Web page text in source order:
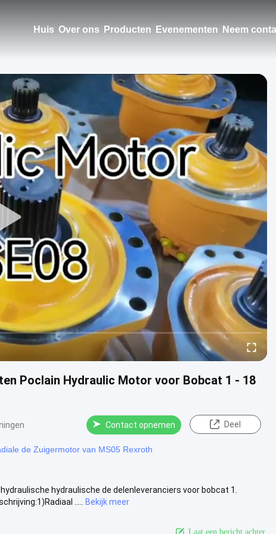
Huis Over ons Producten Evenementen Neem
Poclain Hydraulic Motor voor Bobcat 1 - 18
Contact opnemen Deel
de Zuigermotor van MS05 Rexroth
hydraulische de delenleveranciers voor bobcat 1.
.....
Bekijk meer
Laat een bericht achter.